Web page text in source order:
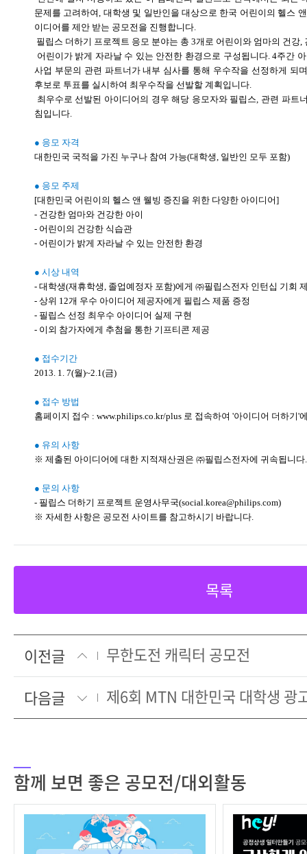
문제를 고려하여, 대학생 및 일반인을 대상으로 한국 어린이의 헬스
이디어를 제안 받는 공모전을 진행합니다.
필립스 더하기 프로젝트 응모 분야는 총 3개로 어린이와 엄마의 건강,
어린이가 밝게 자라날 수 있는 안전한 환경으로 구성됩니다. 4주간
사업 부문의 관련 파트너가 내부 심사를 통해 우수작을 선정하게 되
후보로 투표를 실시하여 최우수작을 선발할 계획입니다.
최우수로 선발된 아이디어의 경우 해당 응모자와 필립스, 관련 파트
침입니다.
● 응모 자격
대한민국 국적을 가진 누구나 참여 가능(대학생, 일반인 모두 포함)
● 응모 주제
[대한민국 어린이의 헬스 앤 웰빙 증진을 위한 다양한 아이디어]
- 건강한 엄마와 건강한 아이
- 어린이의 건강한 식습관
- 어린이가 밝게 자라날 수 있는 안전한 환경
● 시상 내역
- 대학생(재휴학생, 졸업예정자 포함)에게 ㈜필립스전자 인턴십 기회
- 상위 12개 우수 아이디어 제공자에게 필립스 제품 증정
- 필립스 선정 최우수 아이디어 실제 구현
- 이외 참가자에게 추첨을 통한 기프티콘 제공
● 접수기간
2013. 1. 7(월)~2.1(금)
● 접수 방법
홈페이지 접수 : www.philips.co.kr/plus 로 접속하여 '아이디어 더하기'
● 유의 사항
※ 제출된 아이디어에 대한 지적재산권은 ㈜필립스전자에 귀속됩니다.
● 문의 사항
- 필립스 더하기 프로젝트 운영사무국(social.korea@philips.com)
※ 자세한 사항은 공모전 사이트를 참고하시기 바랍니다.
목록
이전글
무한도전 캐릭터 공모전
다음글
제6회 MTN 대한민국 대학생 광
함께 보면 좋은 공모전/대외활동